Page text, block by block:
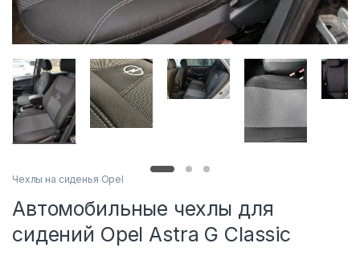
Чехлы на сиденья Opel
Автомобильные чехлы для
сидений Opel Astra G Classic